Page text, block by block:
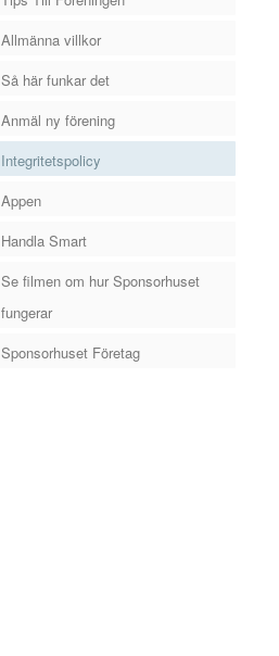
Allmänna villkor
Så här funkar det
Anmäl ny förening
Integritetspolicy
Appen
Handla Smart
Se filmen om hur Sponsorhuset
fungerar
Sponsorhuset Företag